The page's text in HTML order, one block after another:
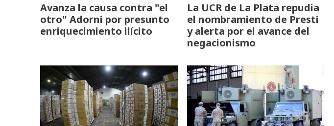
Avanza la causa contra "el
otro" Adorni por presunto
enriquecimiento ilícito
La UCR de La Plata repudia
el nombramiento de Presti
y alerta por el avance del
negacionismo